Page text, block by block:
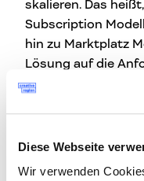
Diese Webseite
Wir verwenden
skalieren. Das
Subscription
hin zu Marktplatz
Lösung auf die
unserer
Trotz der
generierte Wert für
Hier haben wir